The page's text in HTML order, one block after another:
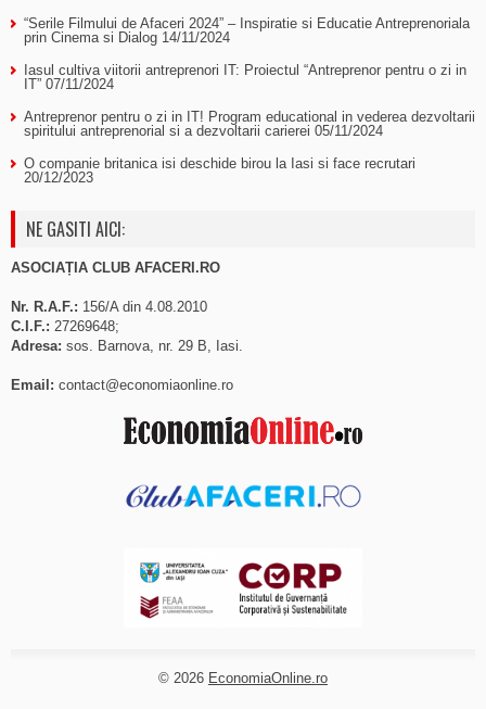
“Serile Filmului de Afaceri 2024” – Inspiratie si Educatie Antreprenoriala
prin Cinema si Dialog 14/11/2024
Iasul cultiva viitorii antreprenori IT: Proiectul “Antreprenor pentru o zi in
IT” 07/11/2024
Antreprenor pentru o zi in IT! Program educational in vederea dezvoltarii
spiritului antreprenorial si a dezvoltarii carierei 05/11/2024
O companie britanica isi deschide birou la Iasi si face recrutari
20/12/2023
NE GASITI AICI:
ASOCIAȚIA CLUB AFACERI.RO
Nr. R.A.F.: 156/A din 4.08.2010
C.I.F.: 27269648;
Adresa: sos. Barnova, nr. 29 B, Iasi.
Email: contact@economiaonline.ro
© 2026 EconomiaOnline.ro